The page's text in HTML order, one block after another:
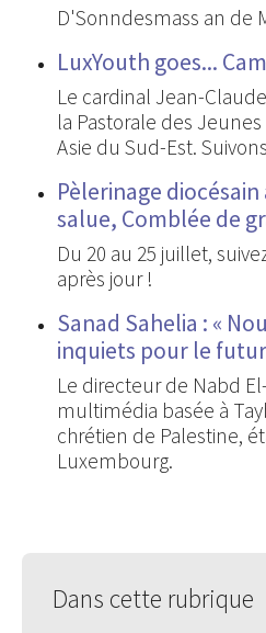
D'Sonndesmass an de
LuxYouth goes...
Le cardinal Jean-
la Pastorale des
Asie du Sud-Est.
Pèlerinage
salue, Comblée de
Du 20 au 25 juillet,
après jour !
Sanad Sahelia : «
inquiets pour le
Le directeur de Nabd
multimédia basée à
chrétien de Palestine,
Luxembourg.
Dans cette rubrique